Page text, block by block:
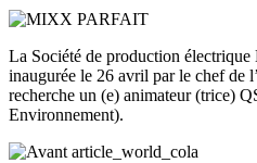
La Société de production
inaugurée le 26 avril par le chef de
recherche un (e) animateur (trice)
Environnement).